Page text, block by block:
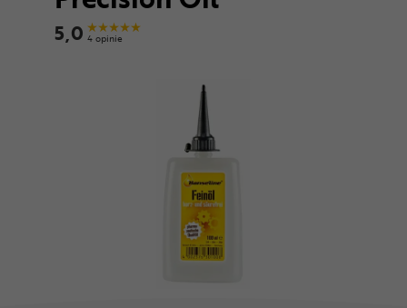
Mapa strony
Buty
5,0 4 opinie